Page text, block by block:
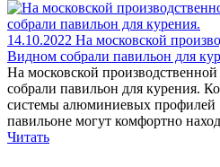
14.10.2022 На московской
Видном собрали павильон для
На московской
собрали павильон для курения.
системы алюминиевых профилей
павильоне могут комфортно
Читать